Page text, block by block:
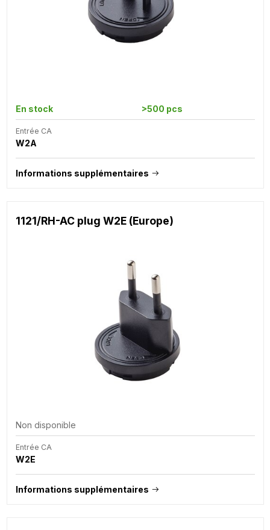
En stock >500 pcs
Entrée CA
W2A
Informations supplémentaires
1121/RH-AC plug W2E (Europe)
Non disponible
Entrée CA
W2E
Informations supplémentaires